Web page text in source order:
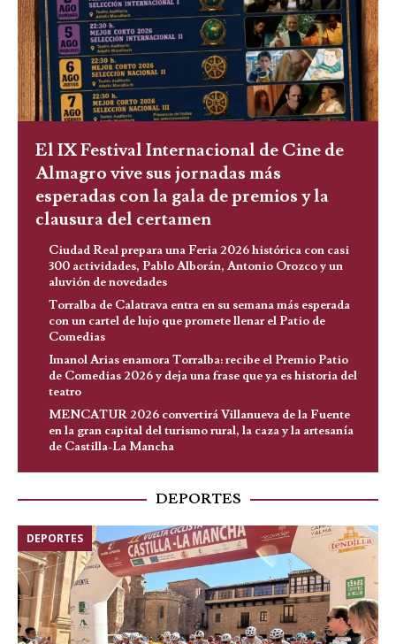
El IX Festival Internacional de Cine de
Almagro vive sus jornadas más
esperadas con la gala de premios y la
clausura del certamen
Ciudad Real prepara una Feria 2026 histórica con casi
300 actividades, Pablo Alborán, Antonio Orozco y un
aluvión de novedades
Torralba de Calatrava entra en su semana más esperada
con un cartel de lujo que promete llenar el Patio de
Comedias
Imanol Arias enamora Torralba: recibe el Premio Patio
de Comedias 2026 y deja una frase que ya es historia del
teatro
MENCATUR 2026 convertirá Villanueva de la Fuente
en la gran capital del turismo rural, la caza y la artesanía
de Castilla-La Mancha
DEPORTES
DEPORTES